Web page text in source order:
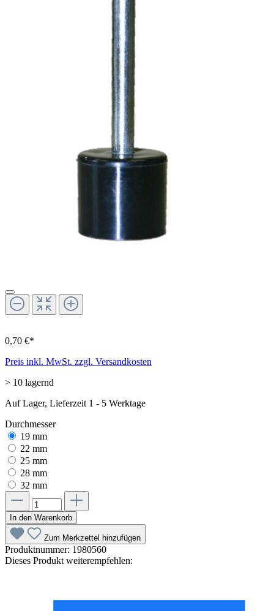
0,70 €*
Preis inkl. MwSt. zzgl. Versandkosten
> 10 lagernd
Auf Lager, Lieferzeit 1 - 5 Werktage
Durchmesser
19 mm
22 mm
25 mm
28 mm
32 mm
In den Warenkorb
Zum Merkzettel hinzufügen
Produktnummer: 1980560
Dieses Produkt weiterempfehlen: